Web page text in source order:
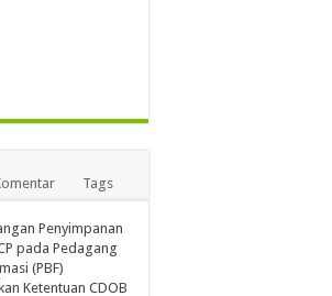
Tags
Penyimpanan
pada Pedagang
(PBF)
Ketentuan CDOB